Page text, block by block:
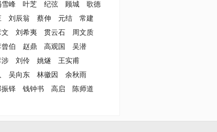
雪峰 叶芝 纪弦 顾城
歌德
刘辰翁 蔡伸 元结
常建
刘希夷 贯云石
周文质
曾伯 赵鼎 高观国
吴潜
涉 刘伶 姚燧
王实甫
吴向东 林徽因
余秋雨
振铎 钱钟书 高启
陈师道